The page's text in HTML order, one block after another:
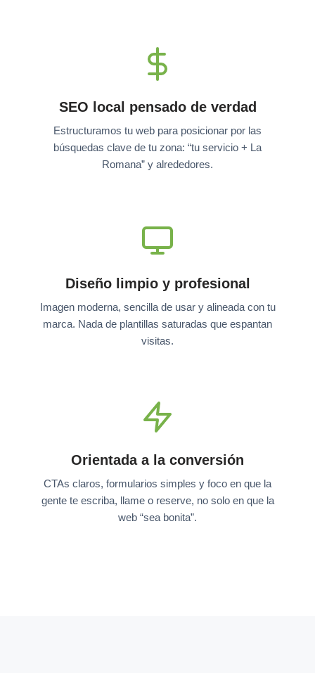
SEO local pensado de verdad
Estructuramos tu web para posicionar por las
búsquedas clave de tu zona: “tu servicio + La
Romana” y alrededores.
Diseño limpio y profesional
Imagen moderna, sencilla de usar y alineada con tu
marca. Nada de plantillas saturadas que espantan
visitas.
Orientada a la conversión
CTAs claros, formularios simples y foco en que la
gente te escriba, llame o reserve, no solo en que la
web “sea bonita”.